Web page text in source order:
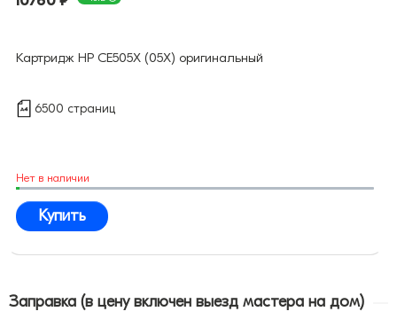
Картридж HP CE505X (05X) оригинальный
6500 страниц
Нет в наличии
Купить
Заправка (в цену включен выезд мастера на дом)